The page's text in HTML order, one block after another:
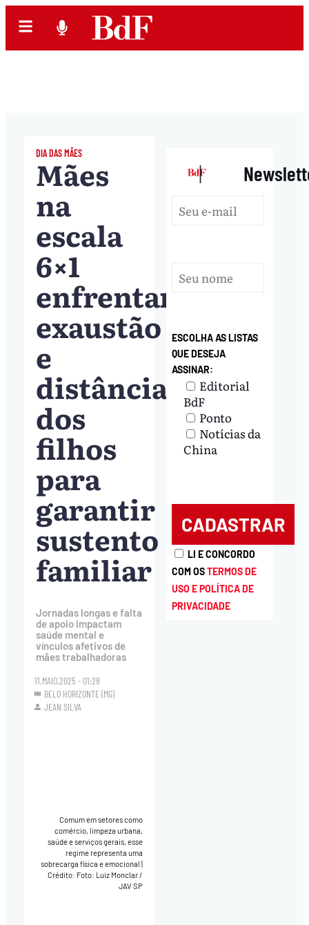
DIA DAS MÃES
Mães
na
escala
6×1
enfrentam
exaustão
e
distância
dos
filhos
para
garantir
sustento
familiar
Jornadas longas e falta
de apoio impactam
saúde mental e
vínculos afetivos de
mães trabalhadoras
11.MAIO.2025 - 01:28
BELO HORIZONTE (MG)
JEAN SILVA
Comum em setores como
comércio, limpeza urbana,
saúde e serviços gerais, esse
regime representa uma
sobrecarga física e emocional|
Crédito: Foto: Luiz Monclar /
JAV SP
|
ESCOLHA AS LISTAS
QUE DESEJA
ASSINAR:
Editorial
BdF
Ponto
Notícias da
China
LI E CONCORDO
COM OSTERMOS DE
USO E POLÍTICA DE
PRIVACIDADE